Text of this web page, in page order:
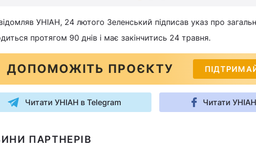
УНІАН, 24 лютого Зеленський підписав указ про
протягом 90 днів і має закінчитись 24 травня.
ДОПОМОЖІТЬ ПРОЄКТУ
Читати УНІАН в Telegram Читати
ПАРТНЕРІВ